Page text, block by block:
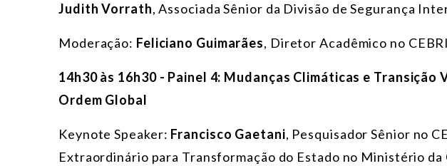
Judith Vorrath, Associada Sênior da Divisão de Segurança
Moderação: Feliciano Guimarães, Diretor Acadêmico no
14h30 às 16h30 - Painel 4: Mudanças Climáticas e Transição
Ordem Global
Keynote Speaker: Francisco Gaetani, Pesquisador Sênior no
Extraordinário para Transformação do Estado no Ministério da